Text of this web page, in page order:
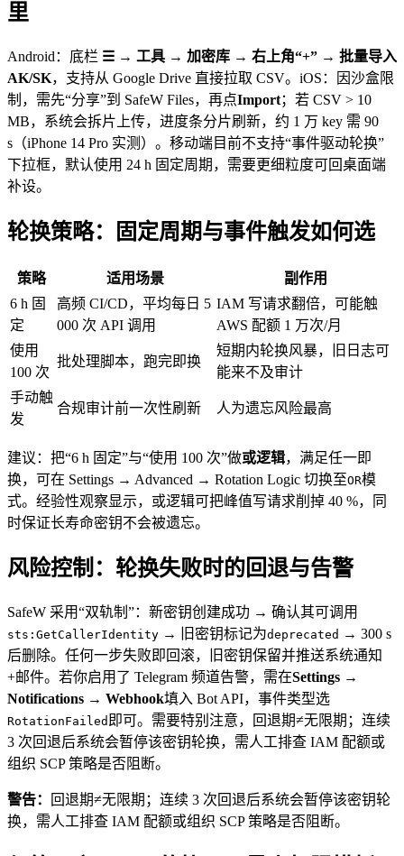
里
Android：底栏 ☰ → 工具 → 加密库 → 右上角“+” → 批量导入
AK/SK，支持从 Google Drive 直接拉取 CSV。iOS：因沙盒限
制，需先“分享”到 SafeW Files，再点Import；若 CSV > 10
MB，系统会拆片上传，进度条分片刷新，约 1 万 key 需 90
s（iPhone 14 Pro 实测）。移动端目前不支持“事件驱动轮换”
下拉框，默认使用 24 h 固定周期，需要更细粒度可回桌面端
补设。
轮换策略：固定周期与事件触发如何选
策略 适用场景
副作用
6 h 固
定
高频 CI/CD，平均每日 5
000 次 API 调用
IAM 写请求翻倍，可能触
AWS 配额 1 万次/月
使用
100 次
批处理脚本，跑完即换
短期内轮换风暴，旧日志可
能来不及审计
手动触
发
合规审计前一次性刷新 人为遗忘风险最高
建议：把“6 h 固定”与“使用 100 次”做或逻辑，满足任一即
换，可在 Settings → Advanced → Rotation Logic 切换至OR模
式。经验性观察显示，或逻辑可把峰值写请求削掉 40 %，同
时保证长寿命密钥不会被遗忘。
风险控制：轮换失败时的回退与告警
SafeW 采用“双轨制”：新密钥创建成功 → 确认其可调用
sts:GetCallerIdentity → 旧密钥标记为deprecated → 300 s
后删除。任何一步失败即回滚，旧密钥保留并推送系统通知
+邮件。若你启用了 Telegram 频道告警，需在Settings →
Notifications → Webhook填入 Bot API，事件类型选
RotationFailed 即可。需要特别注意，回退期≠无限期；连续
3 次回退后系统会暂停该密钥轮换，需人工排查 IAM 配额或
组织 SCP 策略是否阻断。
警告：
回退期≠无限期；连续 3 次回退后系统会暂停该密钥轮
换，需人工排查 IAM 配额或组织 SCP 策略是否阻断。